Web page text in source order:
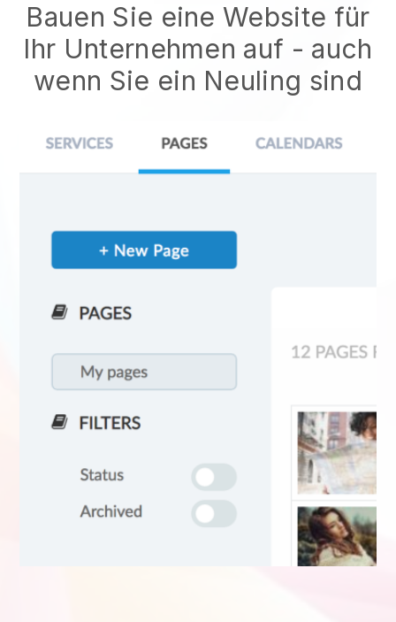
Bauen Sie eine Website für
Ihr Unternehmen auf - auch
wenn Sie ein Neuling sind